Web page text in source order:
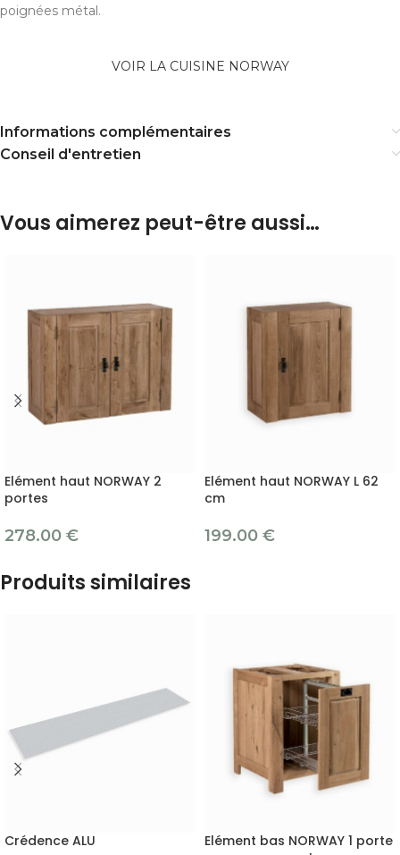
poignées métal.
VOIR LA CUISINE NORWAY
Informations complémentaires
Conseil d'entretien
Vous aimerez peut-être aussi…
Elément haut NORWAY 2
portes
278.00 €
Elément haut NORWAY L 62
cm
199.00 €
Produits similaires
Crédence ALU
Elément bas NORWAY 1 porte